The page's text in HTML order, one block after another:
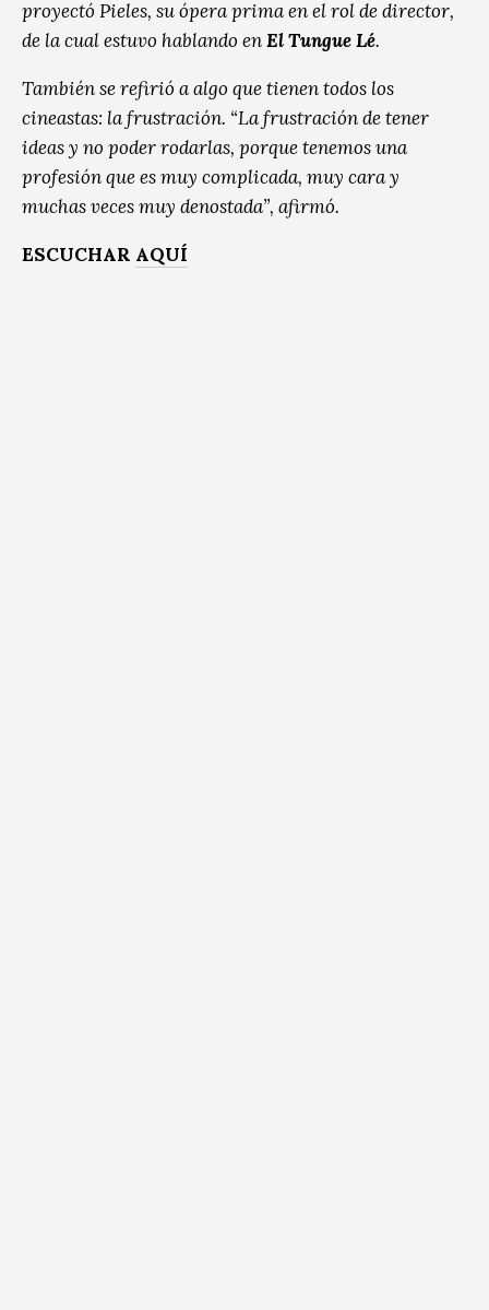
proyectó Pieles, su ópera prima en el rol de director,
de la cual estuvo hablando enEl Tungue Lé.
También se refirió a algo que tienen todos los
cineastas: la frustración. “La frustración de tener
ideas y no poder rodarlas, porque tenemos una
profesión que es muy complicada, muy cara y
muchas veces muy denostada”, afirmó.
ESCUCHAR AQUÍ